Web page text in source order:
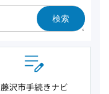
検索
藤沢市手続きナビ